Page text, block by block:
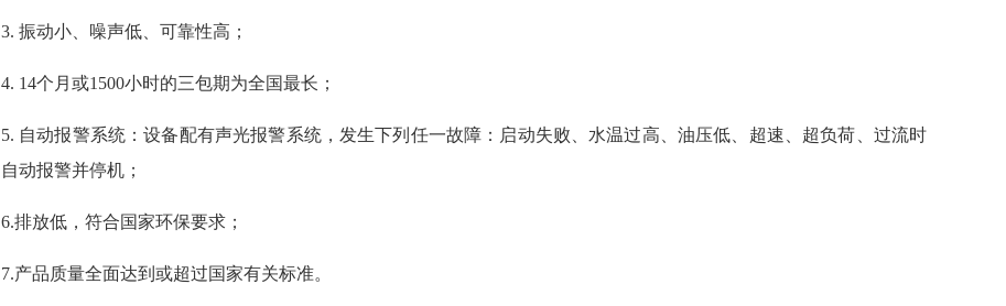
3. 振动小、噪声低、可靠性高；
4. 14个月或1500小时的三包期为全国最长；
5. 自动报警系统：设备配有声光报警系统，发生下列任一故障：启动失败、水温过高、油压低、超速、超负荷、过流时
自动报警并停机；
6.排放低，符合国家环保要求；
7.产品质量全面达到或超过国家有关标准。